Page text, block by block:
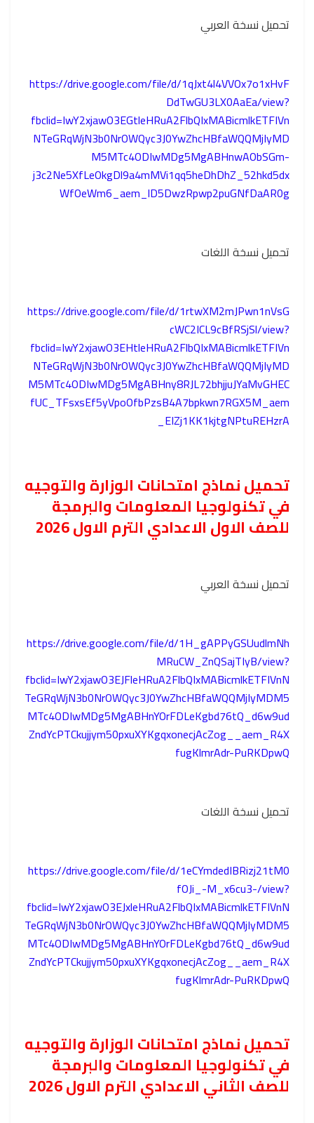
تحميل نسخة العربي
https://drive.google.com/file/d/1qJxt4l4VVOx7o1xHvF
DdTwGU3LX0AaEa/view?
fbclid=IwY2xjawO3EGtleHRuA2FlbQIxMABicmlkETFIVn
NTeGRqWjN3b0NrOWQyc3J0YwZhcHBfaWQQMjIyMD
M5MTc4ODIwMDg5MgABHnwAObSGm-
j3c2Ne5XfLeOkgDl9a4mMVi1qq5heDhDhZ_52hkd5dx
WfOeWm6_aem_lD5DwzRpwp2puGNfDaAR0g
تحميل نسخة اللغات
https://drive.google.com/file/d/1rtwXM2mJPwn1nVsG
cWC2ICL9cBfRSjSl/view?
fbclid=IwY2xjawO3EHtleHRuA2FlbQIxMABicmlkETFIVn
NTeGRqWjN3b0NrOWQyc3J0YwZhcHBfaWQQMjIyMD
M5MTc4ODIwMDg5MgABHny8RJL72bhjjuJYaMvGHEC
fUC_TFsxsEf5yVpoOfbPzsB4A7bpkwn7RGX5M_aem
_EIZj1KK1kjtgNPtuREHzrA
تحميل نماذج امتحانات الوزارة والتوجيه
في تكنولوجيا المعلومات والبرمجة
للصف الاول الاعدادي الترم الاول 2026
تحميل نسخة العربي
https://drive.google.com/file/d/1H_gAPPyGSUudlmNh
MRuCW_ZnQSajTIyB/view?
fbclid=IwY2xjawO3EJFleHRuA2FlbQIxMABicmlkETFIVnN
TeGRqWjN3b0NrOWQyc3J0YwZhcHBfaWQQMjIyMDM5
MTc4ODIwMDg5MgABHnYOrFDLeKgbd76tQ_d6w9ud
ZndYcPTCkujjym50pxuXYKgqxonecjAcZog__aem_R4X
fugKlmrAdr-PuRKDpwQ
تحميل نسخة اللغات
https://drive.google.com/file/d/1eCYmdedIBRizj21tM0
fOJi_-M_x6cu3-/view?
fbclid=IwY2xjawO3EJxleHRuA2FlbQIxMABicmlkETFIVnN
TeGRqWjN3b0NrOWQyc3J0YwZhcHBfaWQQMjIyMDM5
MTc4ODIwMDg5MgABHnYOrFDLeKgbd76tQ_d6w9ud
ZndYcPTCkujjym50pxuXYKgqxonecjAcZog__aem_R4X
fugKlmrAdr-PuRKDpwQ
تحميل نماذج امتحانات الوزارة والتوجيه
في تكنولوجيا المعلومات والبرمجة
للصف الثاني الاعدادي الترم الاول 2026